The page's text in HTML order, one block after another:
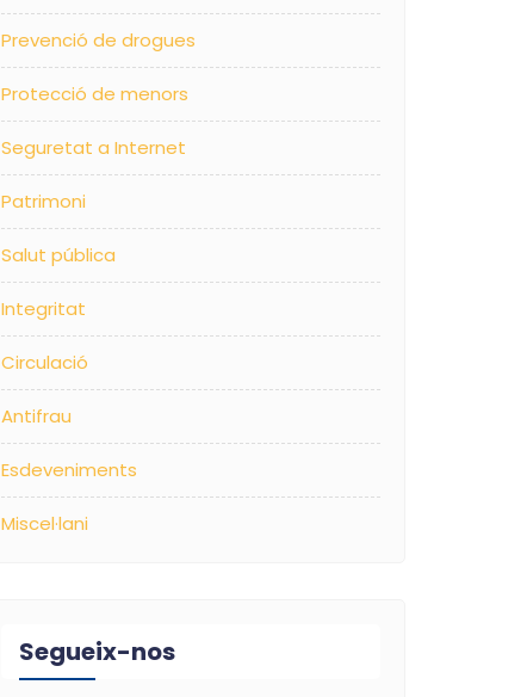
Prevenció de drogues
Protecció de menors
Seguretat a Internet
Patrimoni
Salut pública
Integritat
Circulació
Antifrau
Esdeveniments
Miscel·lani
Segueix-nos